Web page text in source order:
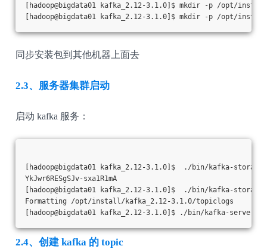
[hadoop@bigdata01 kafka_2.12-3.1.0]$ mkdir -p /opt/
[hadoop@bigdata01 kafka_2.12-3.1.0]$ mkdir -p /opt/
同步安装包到其他机器上面去
2.3、服务器集群启动
启动 kafka 服务：
[hadoop@bigdata01 kafka_2.12-3.1.0]$  ./bin/kafka-
YkJwr6RESgSJv-sxa1R1mA
[hadoop@bigdata01 kafka_2.12-3.1.0]$  ./bin/kafka-
Formatting /opt/install/kafka_2.12-3.1.0/topiclogs
[hadoop@bigdata01 kafka_2.12-3.1.0]$ ./bin/kafka-
2.4、创建 kafka 的 topic